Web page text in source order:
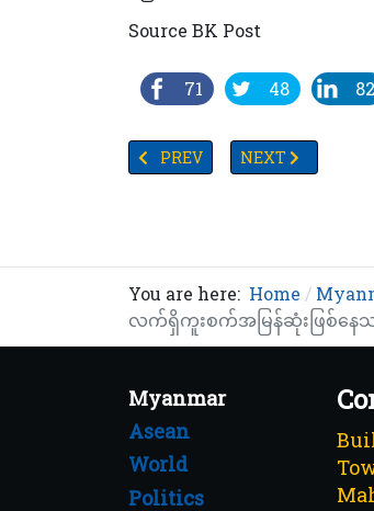
Source BK Post
71 48 82
PREVIOUS ARTICLE: အိမ်မွ
PREV NEXT
NEXT
You are here: Home
လက်ရှိကူးစက်အမြန်ဆုံးဖြစ်နေသ
Myanmar
Asean
World
Politics